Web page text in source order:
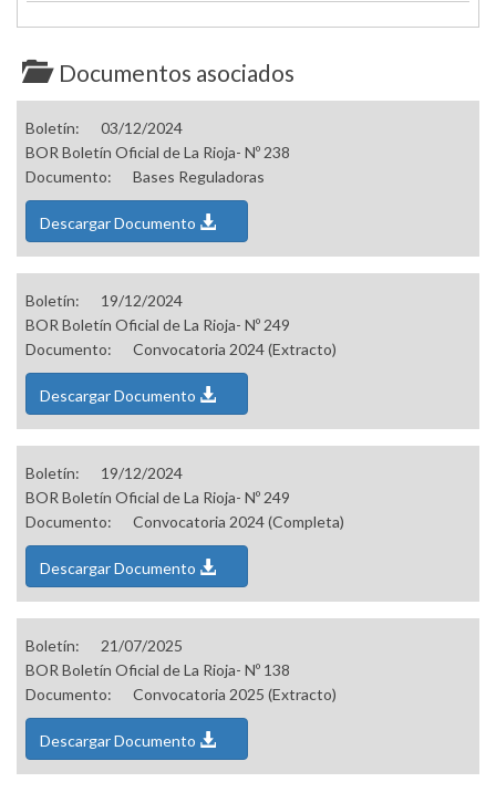
Documentos asociados
Boletín:
03/12/2024
BOR Boletín Oficial de La Rioja- Nº 238
Documento:
Bases Reguladoras
Descargar Documento
Boletín:
19/12/2024
BOR Boletín Oficial de La Rioja- Nº 249
Documento:
Convocatoria 2024 (Extracto)
Descargar Documento
Boletín:
19/12/2024
BOR Boletín Oficial de La Rioja- Nº 249
Documento:
Convocatoria 2024 (Completa)
Descargar Documento
Boletín:
21/07/2025
BOR Boletín Oficial de La Rioja- Nº 138
Documento:
Convocatoria 2025 (Extracto)
Descargar Documento